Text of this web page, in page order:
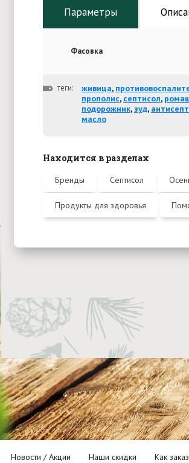
Параметры
Фасовка
теги: живица,
прополис, септисол,
подорожник, зуд,
масло
Находится в разделах
Бренды Септисол
Продукты для здоровья
Новости / Акции Наши скидки Как